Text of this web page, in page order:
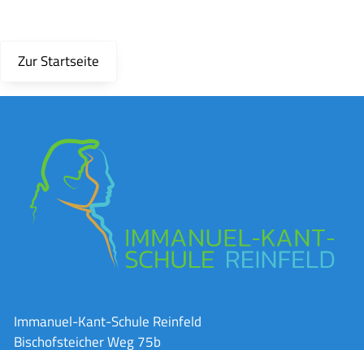
Zur Startseite
Immanuel-Kant-Schule Reinfeld
Bischofsteicher Weg 75b